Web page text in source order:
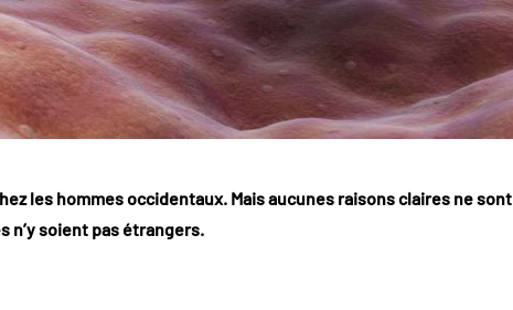
les hommes occidentaux. Mais aucunes raisons claires ne
n’y soient pas étrangers.